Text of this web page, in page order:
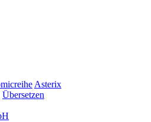
Asterix
Übersetzen